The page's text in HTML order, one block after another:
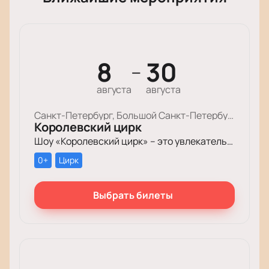
8
августа
— 30
августа
Санкт-Петербург, Большой Cанкт-Петербургский Государственный Цирк
Королевский цирк
Шоу «Королевский цирк» – это увлекательное путешествие в мир красоты, роскоши и грации, отваги и ловкости, изысканного стиля и невероятных человеческих возможностей.
0+ Цирк
Выбрать билеты